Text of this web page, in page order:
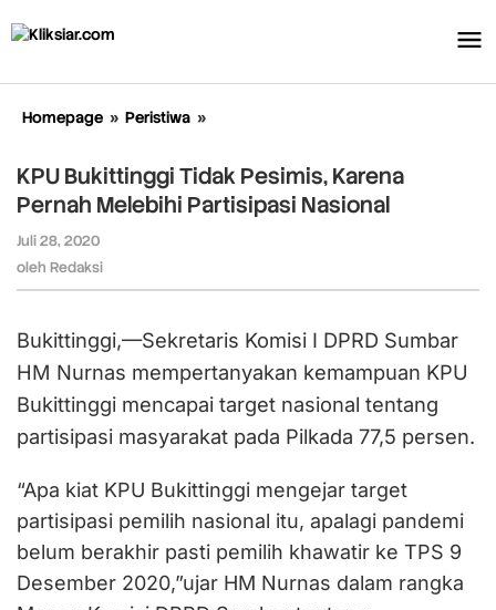
ke
Homepage » Peristiwa »
Tidak
Pesimis,
Karena
KPU Bukittinggi Tidak Pesimis, Karena
Pernah Melebihi Partisipasi Nasional
Juli 28, 2020
oleh Redaksi
Bukittinggi,—Sekretaris Komisi I DPRD Sumbar
HM Nurnas mempertanyakan kemampuan KPU
Bukittinggi mencapai target nasional tentang
partisipasi masyarakat pada Pilkada 77,5 persen.
“Apa kiat KPU Bukittinggi mengejar target
partisipasi pemilih nasional itu, apalagi pandemi
belum berakhir pasti pemilih khawatir ke TPS 9
Desember 2020,”ujar HM Nurnas dalam rangka